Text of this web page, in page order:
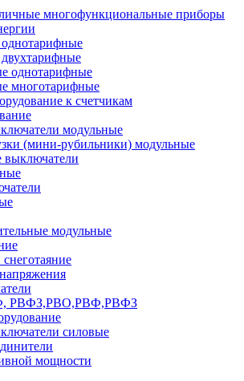
многофункциональные приборы
однотарифные
многотарифные
к счетчикам
модульные
(мини-рубильники) модульные
модульные
РВФЗ,РВО,РВФ,РВФЗ
cиловые
мощности